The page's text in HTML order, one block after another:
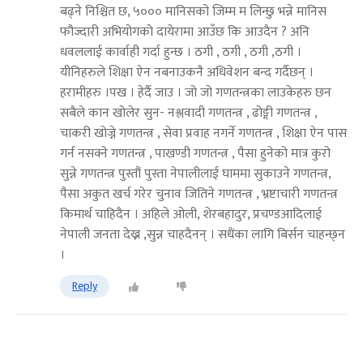
बढ्ने निश्चित छ, ५००० मानिसको जिम्म म लिन्छु भन्ने मानिस
फौज्दारी अभियोगको दायेरामा आउँछ कि आउदैन ? अनि
धवललाई कार्वाही गर्दा हुन्छ । ठगी , ठगी , ठगी ,ठगी ।
यीनिहरुले शिक्षा ऐन नबनाउकनै अधिवेशन बन्द गर्दैछन् ।
हरामीहरु ।पख । हेर्दै जाउ । जो जो गणतन्त्रका लाउकेहरु छन
सबैले कान खोलेर सुन- नश्लवादी गणतन्त्र , ढोङ्गी गणतन्त्र ,
चाकरी खोज्ने गणतन्त्र , सेवा प्रवाह नगर्ने गणतन्त्र , शिक्षा ऐन पास
गर्न नसक्ने गणतन्त्र , पाखण्डी गणतन्त्र , पैसा हुनेको मात्र कुरो
सुन्ने गणतन्त्र पुस्तौं पुस्ता नेपालीलाई घाममा सुकाउने गणतन्त्र,
पैसा अकुत खर्च गरेर चुनाव जितिने गणतन्त्र , भ्रष्टाचारी गणतन्त्र
किमार्थ चाहिदैन । अहिले ओली, शेरबहादुर, प्रचण्डआदिलाई
नेपाली जनता देख्न ,सुन्न चाहदैनन् । सधैंका लागि बिर्सन चाहन्छ्न
।
Reply